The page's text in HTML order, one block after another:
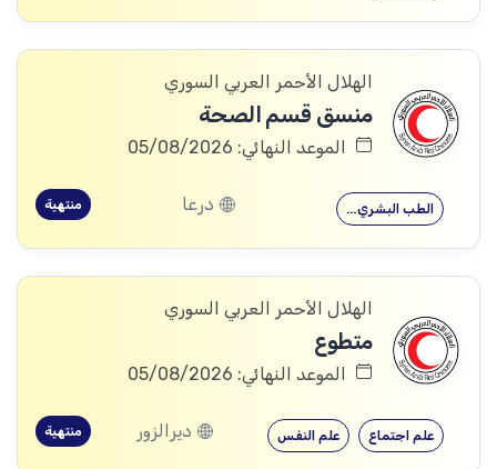
الهلال الأحمر العربي السوري
منسق قسم الصحة
الموعد النهائي: 05/08/2026
الطب البشري… درعا منتهية
الهلال الأحمر العربي السوري
متطوع
الموعد النهائي: 05/08/2026
علم النفس علم اجتماع ديرالزور منتهية